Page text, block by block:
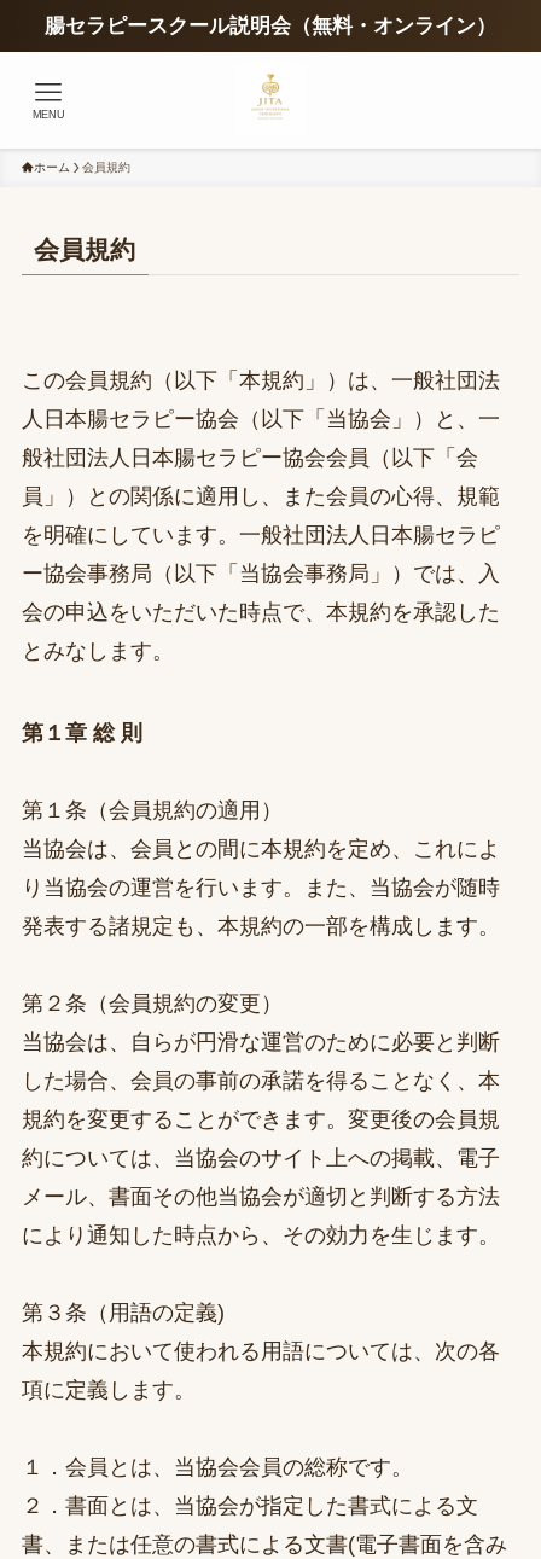
腸セラピースクール説明会（無料・オンライン）
MENU
ホーム 会員規約
会員規約
この会員規約（以下「本規約」）は、一般社団法
人日本腸セラピー協会（以下「当協会」）と、一
般社団法人日本腸セラピー協会会員（以下「会
員」）との関係に適用し、また会員の心得、規範
を明確にしています。一般社団法人日本腸セラピ
ー協会事務局（以下「当協会事務局」）では、入
会の申込をいただいた時点で、本規約を承認した
とみなします。
第１章 総 則
第１条（会員規約の適用）
当協会は、会員との間に本規約を定め、これによ
り当協会の運営を行います。また、当協会が随時
発表する諸規定も、本規約の一部を構成します。
第２条（会員規約の変更）
当協会は、自らが円滑な運営のために必要と判断
した場合、会員の事前の承諾を得ることなく、本
規約を変更することができます。変更後の会員規
約については、当協会のサイト上への掲載、電子
メール、書面その他当協会が適切と判断する方法
により通知した時点から、その効力を生じます。
第３条（用語の定義)
本規約において使われる用語については、次の各
項に定義します。
１．会員とは、当協会会員の総称です。
２．書面とは、当協会が指定した書式による文
書、または任意の書式による文書(電子書面を含み